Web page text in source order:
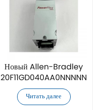
Новый Allen-Bradley
20F11GD040AA0NNNNN
преобразователь частоты
переменного тока
Читать далее